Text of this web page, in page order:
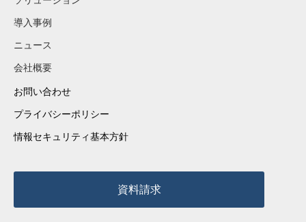
導入事例
ニュース
会社概要
お問い合わせ
プライバシーポリシー
情報セキュリティ基本方針
資料請求